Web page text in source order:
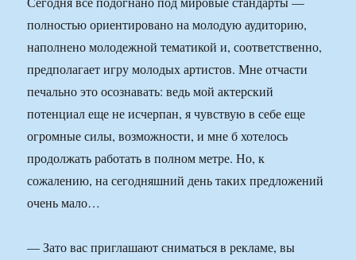
полностью ориентировано на молодую аудиторию,
наполнено молодежной тематикой и, соответственно,
предполагает игру молодых артистов. Мне отчасти
печально это осознавать: ведь мой актерский
потенциал еще не исчерпан, я чувствую в себе еще
огромные силы, возможности, и мне б хотелось
продолжать работать в полном метре. Но, к
сожалению, на сегодняшний день таких предложений
очень мало…
— Зато вас приглашают сниматься в рекламе, вы